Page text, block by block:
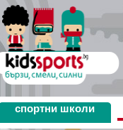
спортни школи